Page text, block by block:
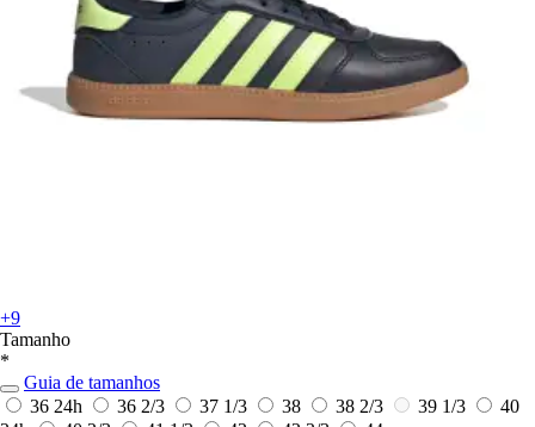
+9
Tamanho
*
Guia de tamanhos
36 24h 36 2/3 37 1/3 38 38 2/3 39 1/3
40